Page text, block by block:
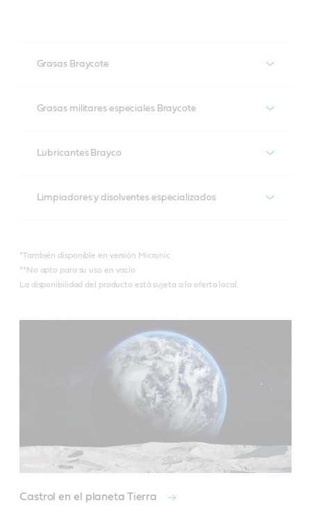
Grasas Braycote
Braycote 602 EF
Braycote Micronic 1613
Grasas militares especiales Braycote
Lubricantes Brayco
Limpiadores y disolventes especializados
Brayco IC X-100
*También disponible en versión Micronic
**No apto para su uso en vacío
La disponibilidad del producto está sujeta a la oferta local.
Castrol en el planeta Tierra